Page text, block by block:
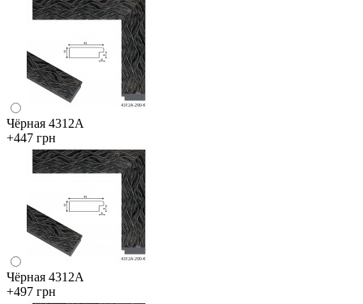
Чёрная 4312А
+447 грн
Чёрная 4312А
+497 грн